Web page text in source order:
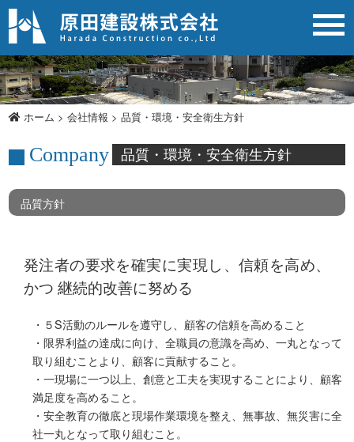
品質・環境・安全衛生方針
ホーム >会社情報 >品質・環境・安全衛生方針
Company 品質・環境・安全衛生方針
品質方針
発注者の要求を確実に実現し、信頼を高め、
かつ 継続的改善に努める
・５S活動のルールを遵守し、顧客の信頼を高めること
・限界利益の達成に向け、全職員の意識を高め、一丸となって
取り組むことより、顧客に貢献すること。
・一現場に一つ以上、創意と工夫を実現することにより、顧客
満足度を高めること。
・安全教育の徹底と現場作業環境を整え、無事故、無災害に全
社一丸となって取り組むこと。